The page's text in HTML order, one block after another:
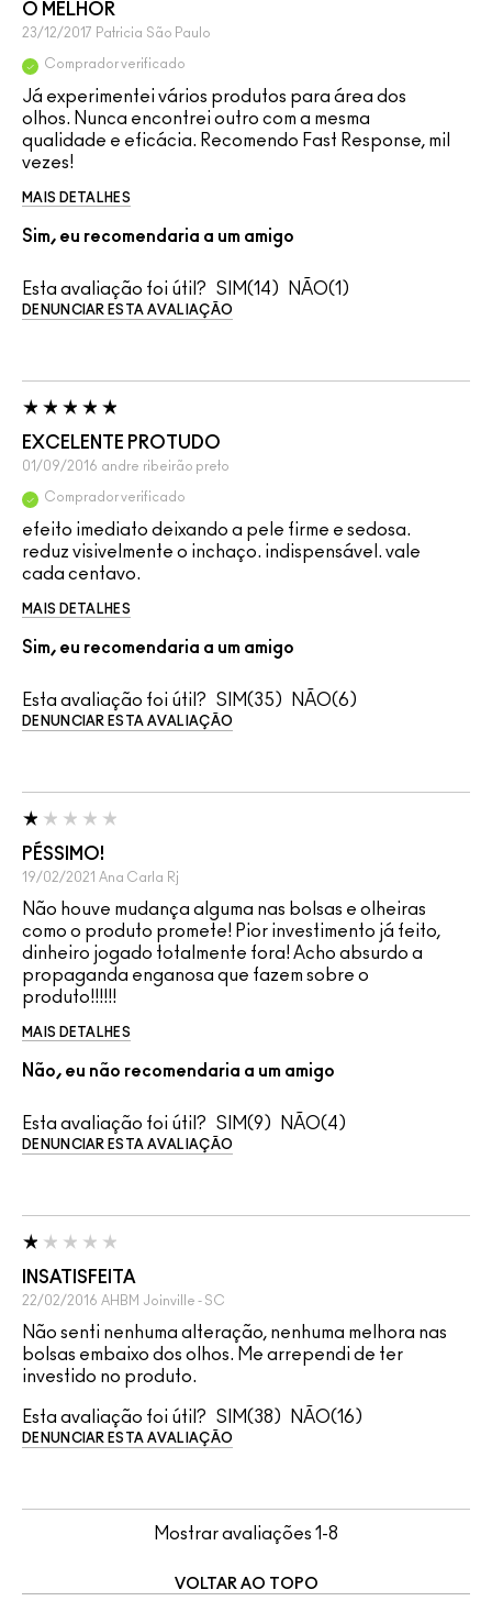
O MELHOR
23/12/2017 Patricia São Paulo
Comprador verificado
Já experimentei vários produtos para área dos
olhos. Nunca encontrei outro com a mesma
qualidade e eficácia. Recomendo Fast Response, mil
vezes!
MAIS DETALHES
Sim, eu recomendaria a um amigo
Esta avaliação foi útil? 14 1
DENUNCIAR ESTA AVALIAÇÃO
EXCELENTE PROTUDO
01/09/2016 andre ribeirão preto
Comprador verificado
efeito imediato deixando a pele firme e sedosa.
reduz visivelmente o inchaço. indispensável. vale
cada centavo.
MAIS DETALHES
Sim, eu recomendaria a um amigo
Esta avaliação foi útil? 35 6
DENUNCIAR ESTA AVALIAÇÃO
PÉSSIMO!
19/02/2021 Ana Carla Rj
Não houve mudança alguma nas bolsas e olheiras
como o produto promete! Pior investimento já feito,
dinheiro jogado totalmente fora! Acho absurdo a
propaganda enganosa que fazem sobre o
produto!!!!!!
MAIS DETALHES
Não, eu não recomendaria a um amigo
Esta avaliação foi útil? 9 4
DENUNCIAR ESTA AVALIAÇÃO
INSATISFEITA
22/02/2016 AHBM Joinville - SC
Não senti nenhuma alteração, nenhuma melhora nas
bolsas embaixo dos olhos. Me arrependi de ter
investido no produto.
Esta avaliação foi útil? 38 16
DENUNCIAR ESTA AVALIAÇÃO
Mostrar avaliações 1-8
VOLTAR AO TOPO